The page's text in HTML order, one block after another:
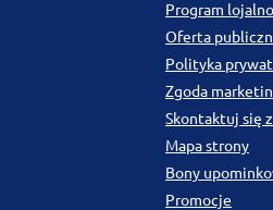
Program
Oferta
Polityka
Zgoda
Skontaktuj się
Mapa strony
Bony
Promocje